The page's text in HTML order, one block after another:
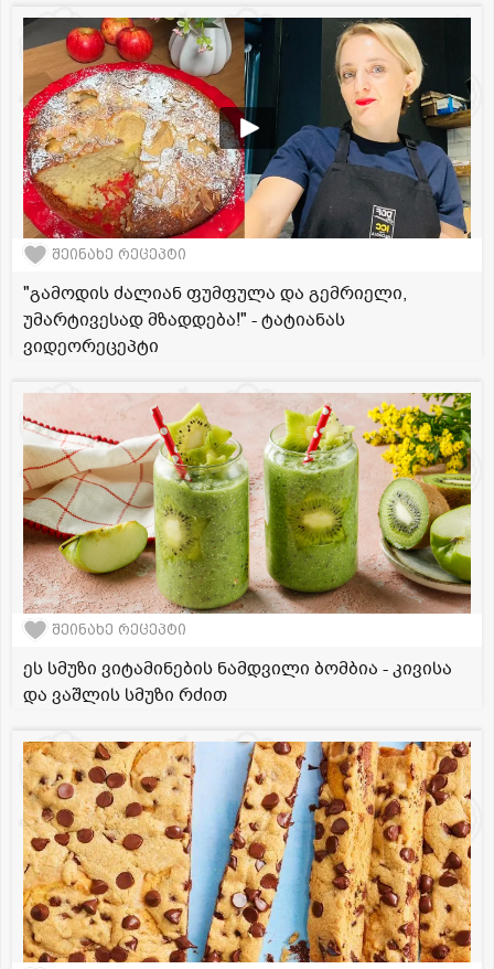
შეინახე რეცეპტი
"გამოდის ძალიან ფუმფულა და გემრიელი,
უმარტივესად მზადდება!" - ტატიანას
ვიდეორეცეპტი
შეინახე რეცეპტი
ეს სმუზი ვიტამინების ნამდვილი ბომბია - კივისა
და ვაშლის სმუზი რძით